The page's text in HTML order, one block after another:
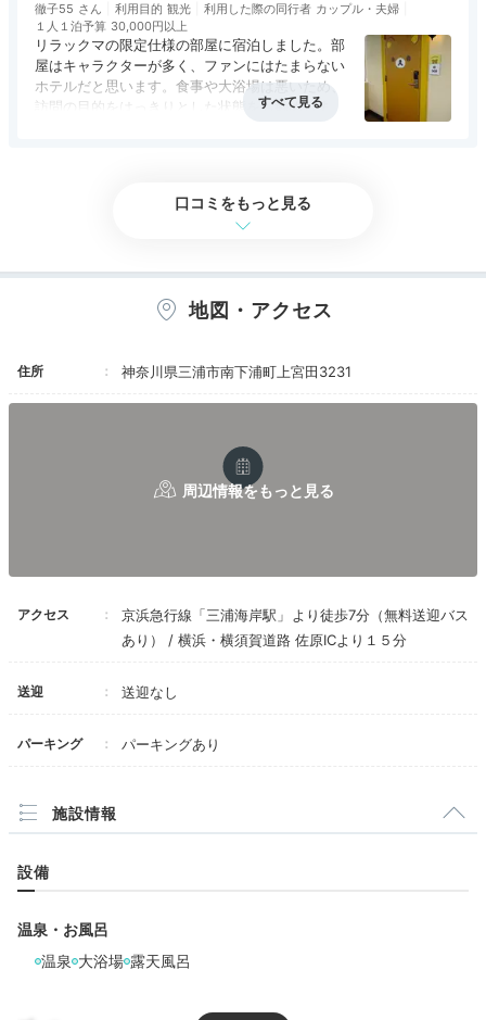
徹子55 利用目的 観光 利用した際の同行者 カップル・夫婦
１人１泊予算 30,000円以上
リラックマの限定仕様の部屋に宿泊しました。部
屋はキャラクターが多く、ファンにはたまらない
ホテルだと思います。食事や大浴場は悪いため、
訪問の目的をはっきりとした状態をお勧めしま
口コミをもっと見る
地図・アクセス
住所 神奈川県三浦市南下浦町上宮田3231
アクセス
京浜急行線「三浦海岸駅」より徒歩7分（無料送迎バス
あり） / 横浜・横須賀道路 佐原ICより１５分
送迎 送迎なし
パーキング パーキングあり
施設情報
設備
温泉・お風呂
温泉 大浴場 露天風呂